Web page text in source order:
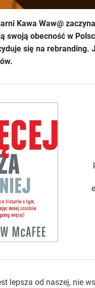
Kawa Waw@
swoją obecność w
się na rebranding.
lepsza od naszej, nie